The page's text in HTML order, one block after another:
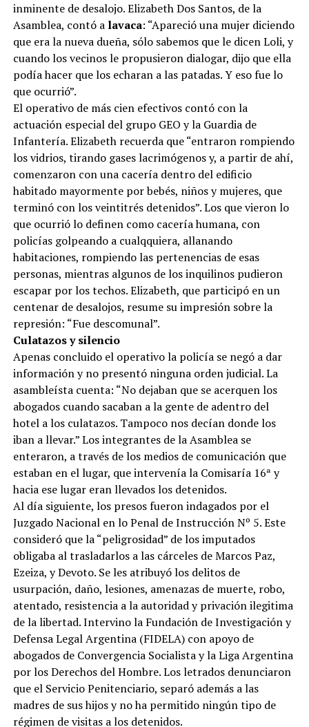
inminente de desalojo. Elizabeth Dos Santos, de la
Asamblea, contó a lavaca: “Apareció una mujer diciendo
que era la nueva dueña, sólo sabemos que le dicen Loli, y
cuando los vecinos le propusieron dialogar, dijo que ella
podía hacer que los echaran a las patadas. Y eso fue lo
que ocurrió”.
El operativo de más cien efectivos contó con la
actuación especial del grupo GEO y la Guardia de
Infantería. Elizabeth recuerda que “entraron rompiendo
los vidrios, tirando gases lacrimógenos y, a partir de ahí,
comenzaron con una cacería dentro del edificio
habitado mayormente por bebés, niños y mujeres, que
terminó con los veintitrés detenidos”. Los que vieron lo
que ocurrió lo definen como cacería humana, con
policías golpeando a cualqquiera, allanando
habitaciones, rompiendo las pertenencias de esas
personas, mientras algunos de los inquilinos pudieron
escapar por los techos. Elizabeth, que participó en un
centenar de desalojos, resume su impresión sobre la
represión: “Fue descomunal”.
Culatazos y silencio
Apenas concluido el operativo la policía se negó a dar
información y no presentó ninguna orden judicial. La
asambleísta cuenta: “No dejaban que se acerquen los
abogados cuando sacaban a la gente de adentro del
hotel a los culatazos. Tampoco nos decían donde los
iban a llevar.” Los integrantes de la Asamblea se
enteraron, a través de los medios de comunicación que
estaban en el lugar, que intervenía la Comisaría 16ª y
hacia ese lugar eran llevados los detenidos.
Al día siguiente, los presos fueron indagados por el
Juzgado Nacional en lo Penal de Instrucción Nº 5. Este
consideró que la “peligrosidad” de los imputados
obligaba al trasladarlos a las cárceles de Marcos Paz,
Ezeiza, y Devoto. Se les atribuyó los delitos de
usurpación, daño, lesiones, amenazas de muerte, robo,
atentado, resistencia a la autoridad y privación ilegitima
de la libertad. Intervino la Fundación de Investigación y
Defensa Legal Argentina (FIDELA) con apoyo de
abogados de Convergencia Socialista y la Liga Argentina
por los Derechos del Hombre. Los letrados denunciaron
que el Servicio Penitenciario, separó además a las
madres de sus hijos y no ha permitido ningún tipo de
régimen de visitas a los detenidos.